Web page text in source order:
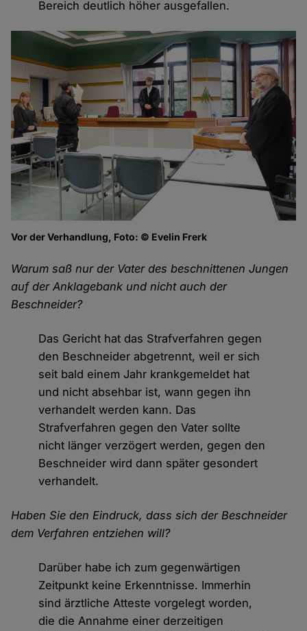
Bereich deutlich höher ausgefallen.
Vor der Verhandlung, Foto: © Evelin Frerk
Warum saß nur der Vater des beschnittenen Jungen
auf der Anklagebank und nicht auch der
Beschneider?
Das Gericht hat das Strafverfahren gegen
den Beschneider abgetrennt, weil er sich
seit bald einem Jahr krankgemeldet hat
und nicht absehbar ist, wann gegen ihn
verhandelt werden kann. Das
Strafverfahren gegen den Vater sollte
nicht länger verzögert werden, gegen den
Beschneider wird dann später gesondert
verhandelt.
Haben Sie den Eindruck, dass sich der Beschneider
dem Verfahren entziehen will?
Darüber habe ich zum gegenwärtigen
Zeitpunkt keine Erkenntnisse. Immerhin
sind ärztliche Atteste vorgelegt worden,
die die Annahme einer derzeitigen